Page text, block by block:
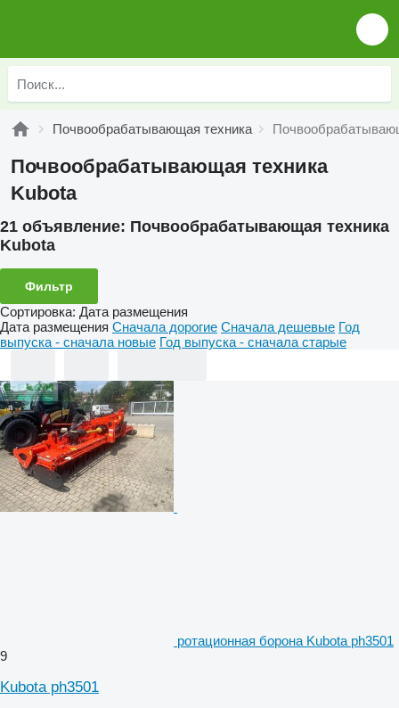
Почвообрабатывающая техника
Почвообрабатывающая техника
Kubota
21 объявление: Почвообрабатывающая техника
Kubota
Фильтр
Сортировка: Дата размещения
Дата размещения Сначала дорогие Сначала дешевые Год
выпуска - сначала новые Год выпуска - сначала старые
ротационная борона Kubota ph3501
9
Kubota ph3501